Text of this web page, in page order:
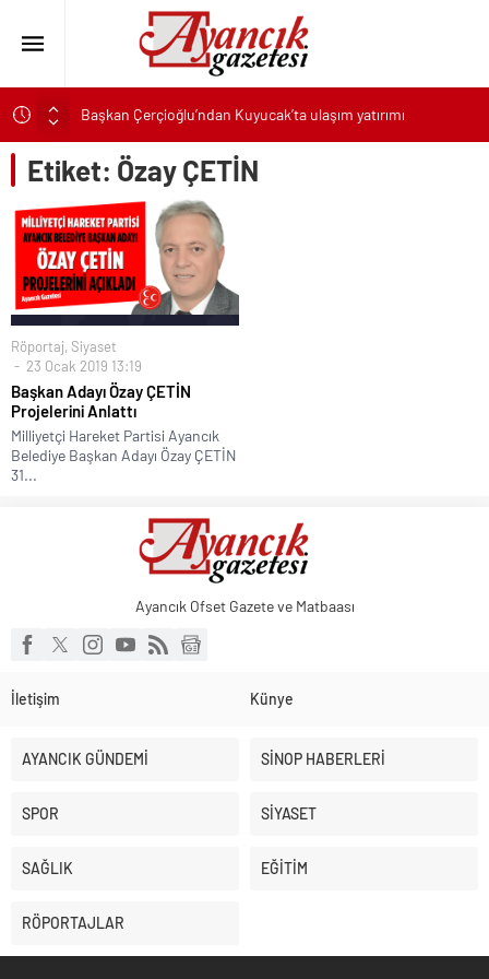
Başkan Çerçioğlu’ndan Kuyucak’ta ulaşım yatırımı
Canik’te Tüm Çocuklar Hediyelerine Kavuşuyor
Karşıyaka’nın patileri, yeni yuvalarına kavuşmayı bekliyor
Karabağlar Belediyesi Zabıtasında aday memurlar asil devlet
memuru oldu
TeosFest 2026, “yarın 2027 için başlıyoruz” mesajıyla sona
erdi
ASAT’tan eş zamanlı altyapı ve asfalt çalışması
Türk Kızılay Gazze’de artan salgın hastalıklara karşı hijyen kiti
ve temiz içme suyu dağıtıyor
Selçuklu’da yollar yenileniyor ulaşım daha konforlu hale
geliyor
Başkan Çerçioğlu’ndan Köşk’te altyapı yatırımı
bu yıl itibariyle açmayı planlıyoruz’
Etiket: Özay ÇETİN
Röportaj, Siyaset
23 Ocak 2019 13:19
Başkan Adayı Özay ÇETİN
Projelerini Anlattı
Milliyetçi Hareket Partisi Ayancık
Belediye Başkan Adayı Özay ÇETİN
31...
Ayancık Ofset Gazete ve Matbaası
İletişim Künye
AYANCIK GÜNDEMİ SİNOP HABERLERİ
SPOR SİYASET
SAĞLIK EĞİTİM
RÖPORTAJLAR